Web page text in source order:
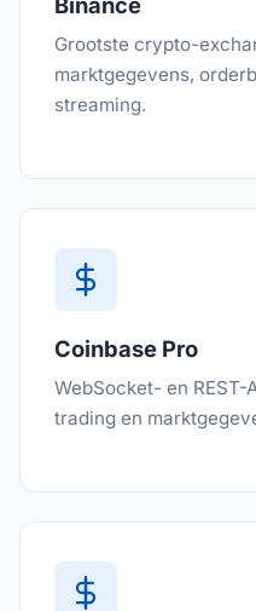
Grootste crypto-
marktgegevens,
streaming.
Coinbase Pro
WebSocket- en
trading en